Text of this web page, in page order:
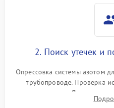
2. Поиск утечек и
Опрессовка системы азотом
трубопроводе. Проверка
течеискателем. Демонтаж
продувка капиллярной